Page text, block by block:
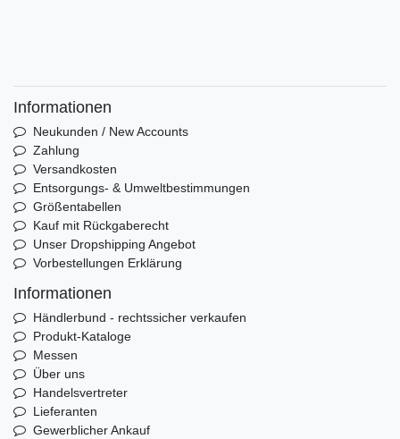
Informationen
Neukunden / New Accounts
Zahlung
Versandkosten
Entsorgungs- & Umweltbestimmungen
Größentabellen
Kauf mit Rückgaberecht
Unser Dropshipping Angebot
Vorbestellungen Erklärung
Informationen
Händlerbund - rechtssicher verkaufen
Produkt-Kataloge
Messen
Über uns
Handelsvertreter
Lieferanten
Gewerblicher Ankauf